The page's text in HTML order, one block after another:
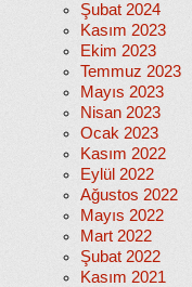
Şubat 2024
Kasım 2023
Ekim 2023
Temmuz 2023
Mayıs 2023
Nisan 2023
Ocak 2023
Kasım 2022
Eylül 2022
Ağustos 2022
Mayıs 2022
Mart 2022
Şubat 2022
Kasım 2021